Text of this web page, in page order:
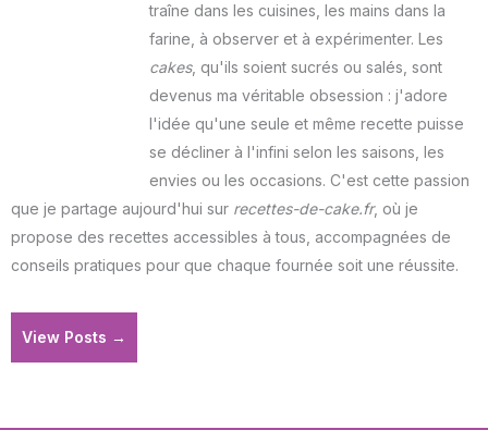
traîne dans les cuisines, les mains dans la
farine, à observer et à expérimenter. Les
cakes, qu'ils soient sucrés ou salés, sont
devenus ma véritable obsession : j'adore
l'idée qu'une seule et même recette puisse
se décliner à l'infini selon les saisons, les
envies ou les occasions. C'est cette passion
que je partage aujourd'hui sur recettes-de-cake.fr, où je
propose des recettes accessibles à tous, accompagnées de
conseils pratiques pour que chaque fournée soit une réussite.
View Posts →